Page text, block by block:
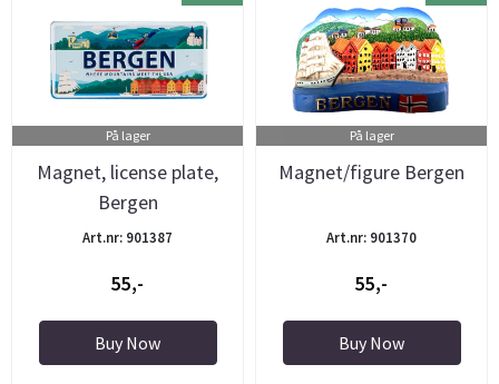
På lager
Magnet, license plate,
Bergen
Art.nr: 901387
55,-
Buy Now
På lager
Magnet/figure Bergen
Art.nr: 901370
55,-
Buy Now